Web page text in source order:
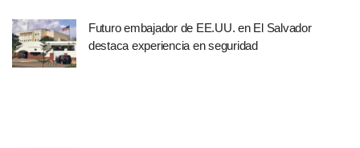
Futuro embajador de EE.UU. en El Salvador
destaca experiencia en seguridad